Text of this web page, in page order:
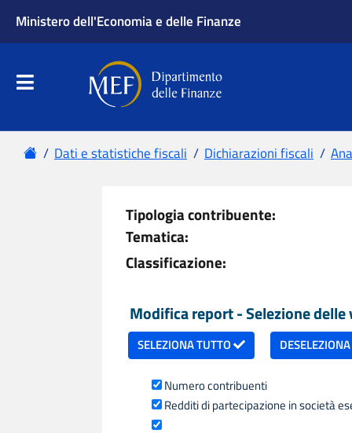
Ministero dell'Economia e delle Finanze
Apri menu principale
Dipartimento delle Finanze
Menu principale
HomeDati e statistiche fiscali Dichiarazioni fiscali
Tipologia contribuente:
Tematica:
Classificazione:
Modifica report - Selezione delle
SELEZIONA TUTTO
Numero contribuenti
Redditi di partecipazione in società